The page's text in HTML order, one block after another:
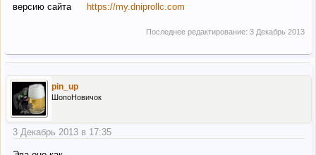
версию сайта
https://my.dniprollc.com
Последнее редактирование: 3 Декабрь 2013
pin_up
ШопоНовичок
3 Декабрь 2013 в 17:35